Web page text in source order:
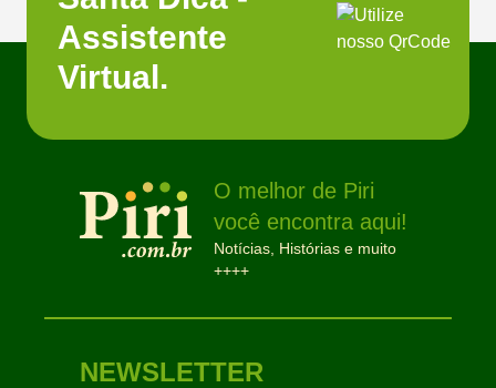
Assistente
Virtual.
O melhor de Piri
você encontra aqui!
Notícias, Histórias e muito
++++
NEWSLETTER